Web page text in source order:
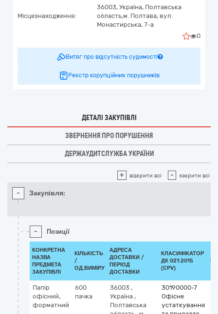
Місцезнаходження:
36003, Україна, Полтавська
область,м. Полтава, вул.
Монастирська, 7-а
0
Витяг про відсутність судимості
Реєстр корупційних порушників
ДЕТАЛІ ЗАКУПІВЛІ
ЗВЕРНЕННЯ ПРО ПОРУШЕННЯ
ДЕРЖАУДИТСЛУЖБА УКРАЇНИ
+ відкрити всі - закрити всі
- Закупівля:
- Позиції
КОНКРЕТНА
НАЗВА
ПРЕДМЕТА
ЗАКУПІВЛІ
КІЛЬКІСТЬ
/
ОД.ВИМІРУ
АДРЕСА
ДОСТАВКИ /
ПЕРІОД
ДОСТАВКИ
КЛАСИФІКАТОР
ДК 021:2015
(CPV)
Папір
офісний,
форматний
600
пачка
36003 ,
Україна ,
Полтавська
30190000-7
Офісне
устаткування